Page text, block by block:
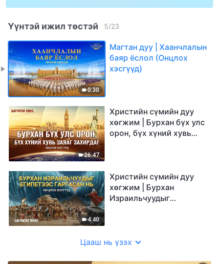
Үүнтэй ижил төстэй 5/23
0:30
Mагтан дуу | Хаанчлалын
баяр ёслол (Онцлох
хэсгүүд)
26:47
Христийн сүмийн дуу
хөгжим | Бурхан бүх улс
орон, бүх хүний хувь
4:40
Христийн сүмийн дуу
хөгжим | Бурхан
Израильчуудыг
Цааш нь үзэх